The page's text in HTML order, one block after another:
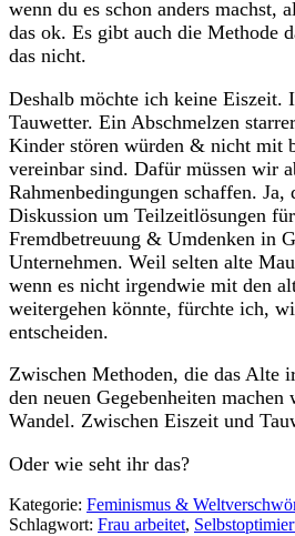
wenn du es schon anders machst,
das ok. Es gibt auch die Methode
das nicht.
Deshalb möchte ich keine Eiszeit.
Tauwetter. Ein Abschmelzen
Kinder stören würden & nicht mit
vereinbar sind. Dafür müssen wir
Rahmenbedingungen schaffen. Ja,
Diskussion um Teilzeitlösungen
Fremdbetreuung & Umdenken in
Unternehmen. Weil selten alte
wenn es nicht irgendwie mit den
weitergehen könnte, fürchte ich,
entscheiden.
Zwischen Methoden, die das Alte
den neuen Gegebenheiten
Wandel. Zwischen Eiszeit und
Oder wie seht ihr das?
Kategorie: Feminismus &
Schlagwort: Frau arbeitet,